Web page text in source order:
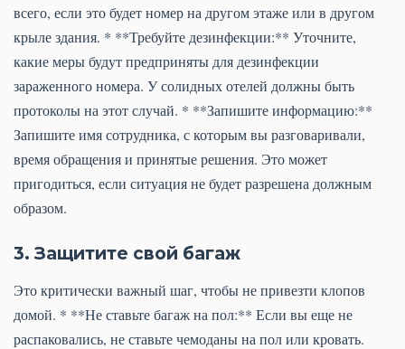
всего, если это будет номер на другом этаже или в другом
крыле здания. * **Требуйте дезинфекции:** Уточните,
какие меры будут предприняты для дезинфекции
зараженного номера. У солидных отелей должны быть
протоколы на этот случай. * **Запишите информацию:**
Запишите имя сотрудника, с которым вы разговаривали,
время обращения и принятые решения. Это может
пригодиться, если ситуация не будет разрешена должным
образом.
3. Защитите свой багаж
Это критически важный шаг, чтобы не привезти клопов
домой. * **Не ставьте багаж на пол:** Если вы еще не
распаковались, не ставьте чемоданы на пол или кровать.